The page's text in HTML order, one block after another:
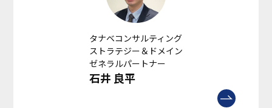
タナベコンサルティング
ストラテジー＆ドメイン
ゼネラルパートナー
石井 良平